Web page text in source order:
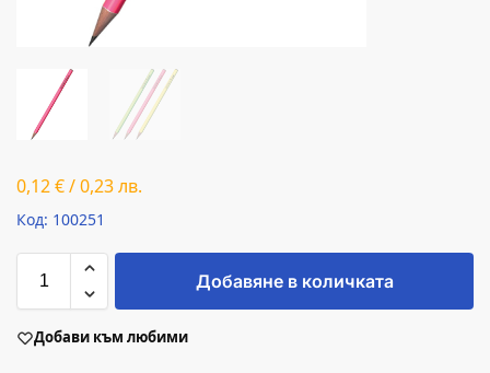
0,12€/0,23лв.
Код: 100251
Добавяне в количката
Добави към любими